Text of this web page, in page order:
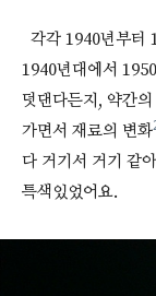
각각 1940년부터
1940년대에서
덧댄다든지, 약간
가면서 재료의 변화
다 거기서 거기 같
특색있었어요.